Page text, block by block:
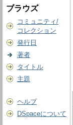
ブラウズ
コミュニティ/
コレクション
発行日
著者
タイトル
主題
ヘルプ
DSpaceについて